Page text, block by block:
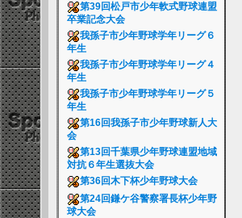
第39回松戸市少年軟式野球連盟
卒業記念大会
我孫子市少年野球学年リーグ６
年生
我孫子市少年野球学年リーグ４
年生
我孫子市少年野球学年リーグ５
年生
第16回我孫子市少年野球新人大
会
第13回千葉県少年野球連盟地域
対抗６年生選抜大会
第36回木下杯少年野球大会
第24回鎌ケ谷警察署長杯少年野
球大会